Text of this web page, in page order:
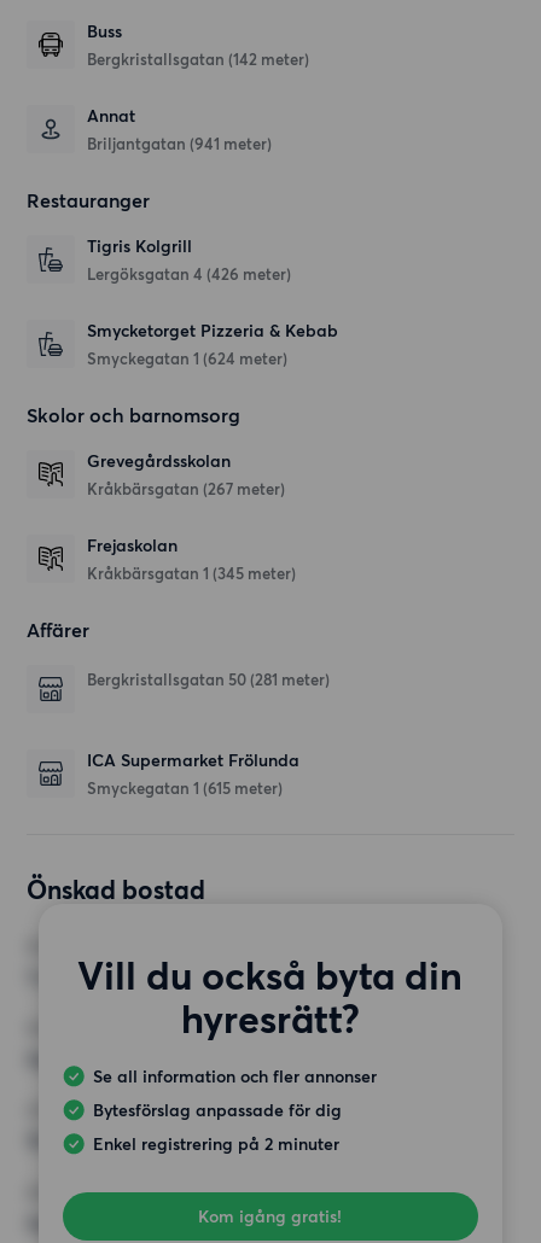
Buss
Bergkristallsgatan (142 meter)
Annat
Briljantgatan (941 meter)
Restauranger
Tigris Kolgrill
Lergöksgatan 4 (426 meter)
Smycketorget Pizzeria & Kebab
Smyckegatan 1 (624 meter)
Skolor och barnomsorg
Grevegårdsskolan
Kråkbärsgatan (267 meter)
Frejaskolan
Kråkbärsgatan 1 (345 meter)
Affärer
Bergkristallsgatan 50 (281 meter)
ICA Supermarket Frölunda
Smyckegatan 1 (615 meter)
Önskad bostad
Vill du också byta din
hyresrätt?
Se all information och fler annonser
Bytesförslag anpassade för dig
Enkel registrering på 2 minuter
Kom igång gratis!
MINST ANTAL KVADRATMETER
HÖGSTA HYRA
15 000 kr
Inga speciella krav